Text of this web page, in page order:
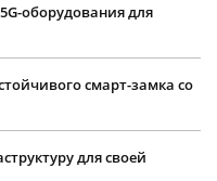
оборудования для
смарт-замка со
для своей